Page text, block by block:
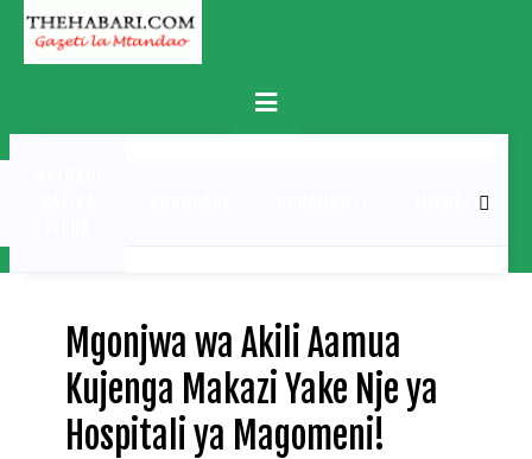
Skip
content
Primary
Menu
MICHEZO
Mgonjwa wa Akili Aamua
Kujenga Makazi Yake Nje ya
Hospitali ya Magomeni!